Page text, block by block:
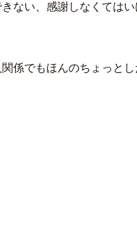
ない、感謝しなくては
係でもほんのちょっと